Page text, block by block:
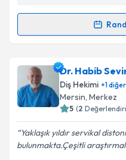
kapsamda
Randevu Takvimi
Dt. Nükhet Paydak
oluşturun. Size bu
takvim
Dr. Habib
Diş Hekimi +1diğer
Mersin, Merkez
5 (2
Yaklaşık yıldır servikal
bulunmakta.Çeşitli